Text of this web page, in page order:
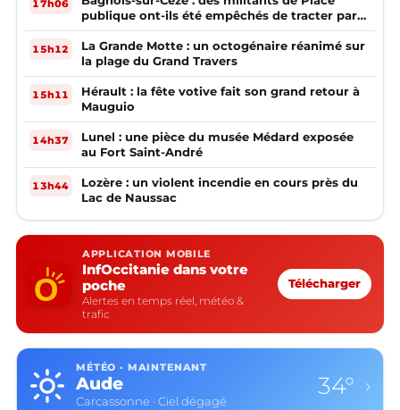
17h06
publique ont-ils été empêchés de tracter par
la mairie ?
15h12
La Grande Motte : un octogénaire réanimé sur
la plage du Grand Travers
15h11
Hérault : la fête votive fait son grand retour à
Mauguio
14h37
Lunel : une pièce du musée Médard exposée
au Fort Saint-André
13h44
Lozère : un violent incendie en cours près du
Lac de Naussac
APPLICATION MOBILE
InfOccitanie dans votre
poche
Alertes en temps réel, météo &
trafic
Télécharger
MÉTÉO · MAINTENANT
Aveyron
Rodez · Ciel dégagé
28° ›